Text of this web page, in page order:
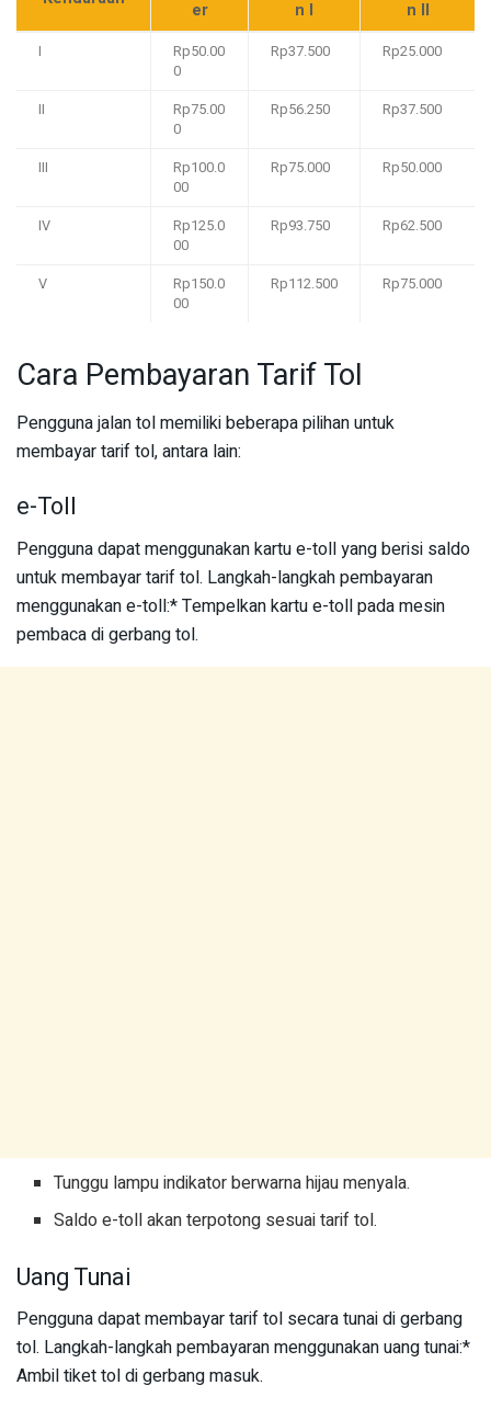
er n I n II
I
Rp50.00
0
Rp37.500 Rp25.000
II
Rp75.00
0
Rp56.250 Rp37.500
III
Rp100.0
00
Rp75.000 Rp50.000
IV
Rp125.0
00
Rp93.750 Rp62.500
V
Rp150.0
00
Rp112.500 Rp75.000
Cara Pembayaran Tarif Tol
Pengguna jalan tol memiliki beberapa pilihan untuk
membayar tarif tol, antara lain:
e-Toll
Pengguna dapat menggunakan kartu e-toll yang berisi saldo
untuk membayar tarif tol. Langkah-langkah pembayaran
menggunakan e-toll:* Tempelkan kartu e-toll pada mesin
pembaca di gerbang tol.
Tunggu lampu indikator berwarna hijau menyala.
Saldo e-toll akan terpotong sesuai tarif tol.
Uang Tunai
Pengguna dapat membayar tarif tol secara tunai di gerbang
tol. Langkah-langkah pembayaran menggunakan uang tunai:*
Ambil tiket tol di gerbang masuk.